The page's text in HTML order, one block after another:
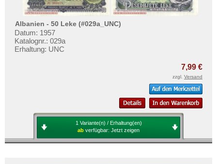
Albanien - 50 Leke (#029a_UNC)
Datum: 1957
Katalognr.: 029a
Erhaltung: UNC
7,99 €
zzgl. Versand
1 Variante(n) / Erhaltung(en)
ab verfügbar: Jetzt zeigen